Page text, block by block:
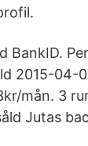
BankID.
2015-04-
mån. 3
Jutas